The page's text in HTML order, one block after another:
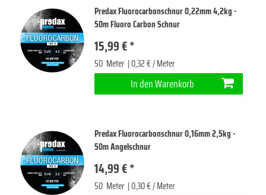
Predax Fluorocarbonschnur 0,22mm 4,2kg -
50m Fluoro Carbon Schnur
15,99 € *
50 Meter | 0,32 € / Meter
In den Warenkorb
Predax Fluorocarbonschnur 0,16mm 2,5kg -
50m Angelschnur
14,99 € *
50 Meter | 0,30 € / Meter